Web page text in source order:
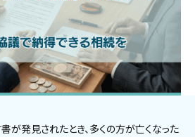
が発見されたとき、多くの方が亡くなった